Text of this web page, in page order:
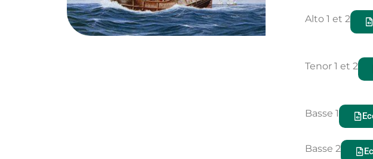
Alto 1 et 2
Tenor 1 et 2
Basse 1
Basse 2